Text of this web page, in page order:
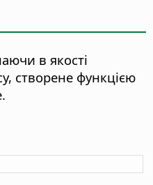
в якості
створене функцією